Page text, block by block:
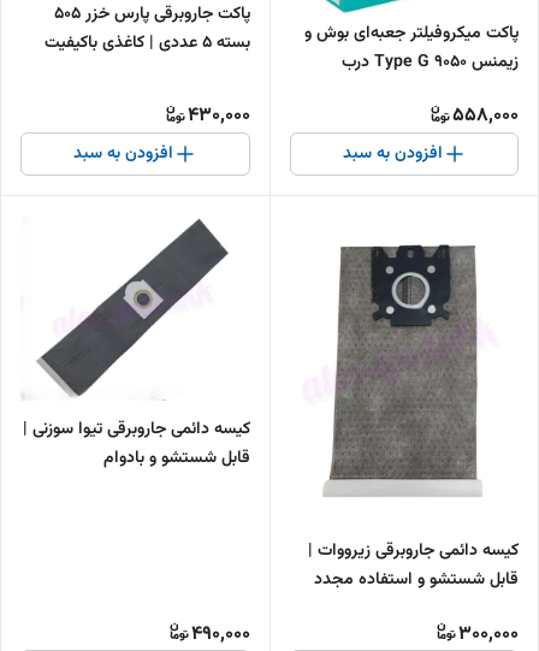
پاکت میکروفیلتر جعبه‌ای بوش و
زیمنس 9050 Type G درب
558,000
افزودن به سبد
پاکت جاروبرقی پارس خزر 505
بسته ۵ عددی | کاغذی باکیفیت
430,000
افزودن به سبد
کیسه دائمی جاروبرقی زیرووات |
قابل شستشو و استفاده مجدد
300,000
کیسه دائمی جاروبرقی تیوا سوزنی |
قابل شستشو و بادوام
490,000